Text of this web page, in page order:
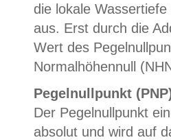
die lokale
aus. Erst durch die
Wert des
Normalhöhennull
Pegelnullpunkt
Der Pegelnullpunkt
absolut und wird auf